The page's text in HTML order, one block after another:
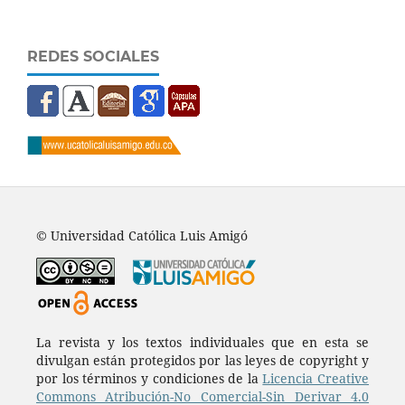
REDES SOCIALES
© Universidad Católica Luis Amigó
La revista y los textos individuales que en esta se
divulgan están protegidos por las leyes de copyright y
por los términos y condiciones de laLicencia Creative
Commons Atribución-No Comercial-Sin Derivar 4.0